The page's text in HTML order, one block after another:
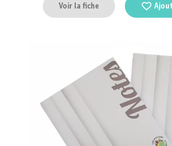
Voir la fiche